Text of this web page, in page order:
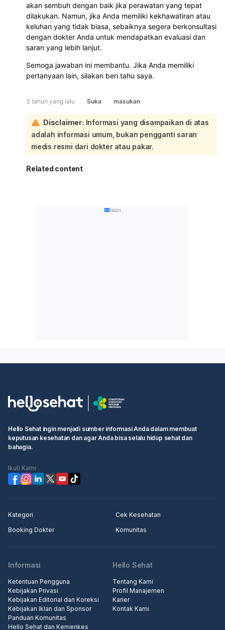
akan sembuh dengan baik jika perawatan yang tepat
dilakukan. Namun, jika Anda memiliki kekhawatiran atau
keluhan yang tidak biasa, sebaiknya segera berkonsultasi
dengan dokter Anda untuk mendapatkan evaluasi dan
saran yang lebih lanjut.
Semoga jawaban ini membantu. Jika Anda memiliki
pertanyaan lain, silakan beri tahu saya.
3 tahun yang lalu Suka masukan
Disclaimer: Informasi yang disampaikan di atas
adalah informasi umum, bukan pengganti saran
medis resmi dari dokter atau pakar.
Related content
Iklan
Hello Sehat ingin menjadi sumber informasi Anda dalam membuat
keputusan kesehatan dan agar Anda bisa selalu hidup sehat dan
bahagia.
Ikuti Kami
Kategori
Cek Kesehatan
Booking Dokter
Komunitas
Informasi
Ketentuan Pengguna
Kebijakan Privasi
Kebijakan Editorial dan Koreksi
Kebijakan Iklan dan Sponsor
Panduan Komunitas
Hello Sehat dan Kemenkes
Hello Sehat
Tentang Kami
Profil Manajemen
Karier
Kontak Kami